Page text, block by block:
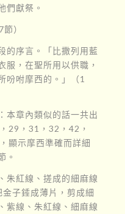
們獻祭。
）
的序言。「比撒列用藍
服，在聖所用以供職，
吩咐摩西的。」（1
本章內類似的話一共出
29，31，32，42，
顯示摩西準確而詳細
。
朱紅線、搓成的細麻線
子錘成薄片，剪成細
紫線、朱紅線、細麻線